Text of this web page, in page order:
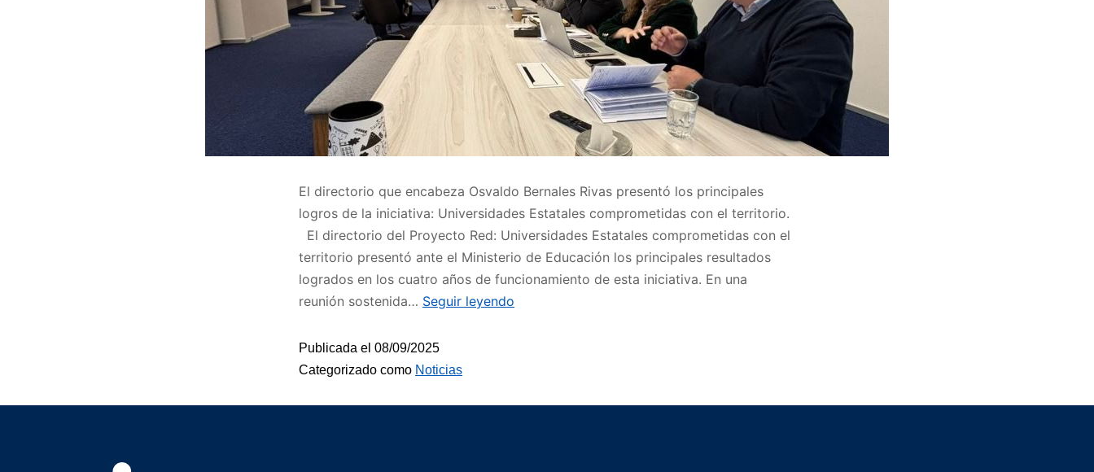
El directorio que encabeza Osvaldo Bernales Rivas presentó los principales
logros de la iniciativa: Universidades Estatales comprometidas con el territorio.
El directorio del Proyecto Red: Universidades Estatales comprometidas con el
territorio presentó ante el Ministerio de Educación los principales resultados
logrados en los cuatro años de funcionamiento de esta iniciativa. En una
reunión sostenida… Seguir leyendo
Publicada el 08/09/2025
Categorizado como Noticias